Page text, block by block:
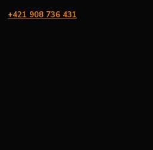
+421 908 736 431